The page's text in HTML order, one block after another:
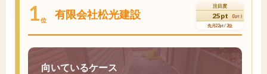
1位 有限会社松光建設
注目度
25pt (3pt↑)
先月22pt / 2位
向いているケース